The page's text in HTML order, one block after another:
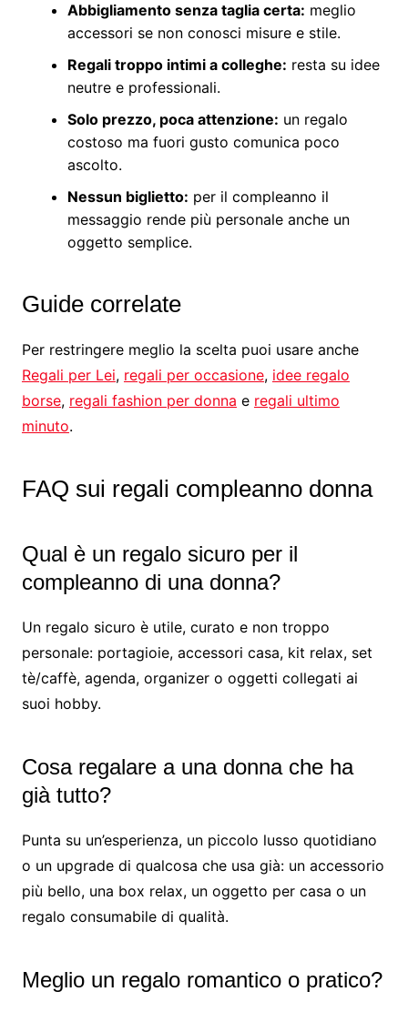
Abbigliamento senza taglia certa: meglio
accessori se non conosci misure e stile.
Regali troppo intimi a colleghe: resta su idee
neutre e professionali.
Solo prezzo, poca attenzione: un regalo
costoso ma fuori gusto comunica poco
ascolto.
Nessun biglietto: per il compleanno il
messaggio rende più personale anche un
oggetto semplice.
Guide correlate
Per restringere meglio la scelta puoi usare anche
Regali per Lei, regali per occasione, idee regalo
borse, regali fashion per donna e regali ultimo
minuto.
FAQ sui regali compleanno donna
Qual è un regalo sicuro per il
compleanno di una donna?
Un regalo sicuro è utile, curato e non troppo
personale: portagioie, accessori casa, kit relax, set
tè/caffè, agenda, organizer o oggetti collegati ai
suoi hobby.
Cosa regalare a una donna che ha
già tutto?
Punta su un’esperienza, un piccolo lusso quotidiano
o un upgrade di qualcosa che usa già: un accessorio
più bello, una box relax, un oggetto per casa o un
regalo consumabile di qualità.
Meglio un regalo romantico o pratico?